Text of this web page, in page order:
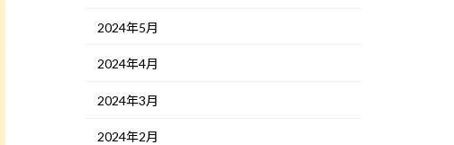
2024年5月
2024年4月
2024年3月
2024年2月